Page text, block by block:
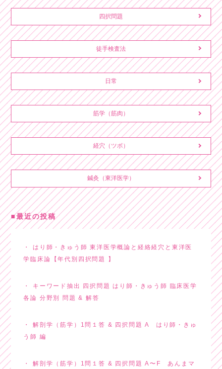
四択問題
徒手検査法
日常
筋学（筋肉）
経穴（ツボ）
鍼灸（東洋医学）
最近の投稿
はり師・きゅう師 東洋医学概論と経絡経穴と東洋医
学臨床論【年代別四択問題 】
キーワード抽出 四択問題 はり師・きゅう師 臨床医学
各論 分野別 問題 & 解答
解剖学（筋学）1問１答 & 四択問題 A はり師・きゅ
う師 編
解剖学（筋学）1問１答 & 四択問題 A〜F あんまマ